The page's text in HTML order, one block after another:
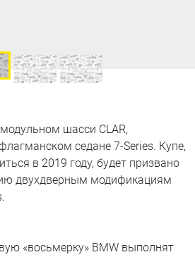
шасси CLAR,
седане 7-Series. Купе,
в 2019 году, будет призвано
двухдверным модификациям
«восьмерку» BMW выполнят